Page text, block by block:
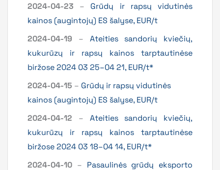
2024-04-23 – Grūdų ir rapsų vidutinės
kainos (augintojų) ES šalyse, EUR/t
2024-04-19 – Ateities sandorių kviečių,
kukurūzų ir rapsų kainos tarptautinėse
biržose 2024 03 25–04 21, EUR/t*
2024-04-15 – Grūdų ir rapsų vidutinės
kainos (augintojų) ES šalyse, EUR/t
2024-04-12 – Ateities sandorių kviečių,
kukurūzų ir rapsų kainos tarptautinėse
biržose 2024 03 18–04 14, EUR/t*
2024-04-10 – Pasaulinės grūdų eksporto